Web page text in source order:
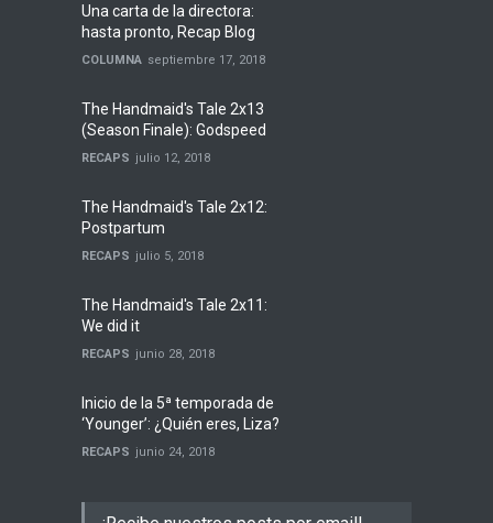
Una carta de la directora:
hasta pronto, Recap Blog
COLUMNA septiembre 17, 2018
The Handmaid's Tale 2x13
(Season Finale): Godspeed
RECAPS julio 12, 2018
The Handmaid's Tale 2x12:
Postpartum
RECAPS julio 5, 2018
The Handmaid's Tale 2x11:
We did it
RECAPS junio 28, 2018
Inicio de la 5ª temporada de
‘Younger’: ¿Quién eres, Liza?
RECAPS junio 24, 2018